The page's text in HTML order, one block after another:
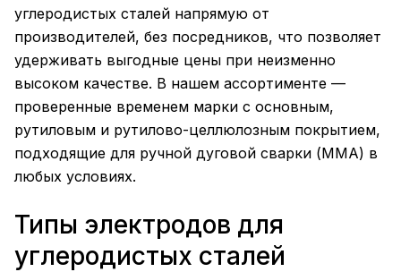
углеродистых сталей напрямую от
производителей, без посредников, что позволяет
удерживать выгодные цены при неизменно
высоком качестве. В нашем ассортименте —
проверенные временем марки с основным,
рутиловым и рутилово-целлюлозным покрытием,
подходящие для ручной дуговой сварки (ММА) в
любых условиях.
Типы электродов для
углеродистых сталей